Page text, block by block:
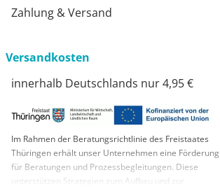
Zahlung & Versand
Versandkosten
innerhalb Deutschlands nur 4,95 €
Im Rahmen der Beratungsrichtlinie des Freistaates
Thüringen erhält unser Unternehmen eine Förderung
für Beratungen und Prozessbegleitungen. Diese
unterstützen Strategien zum Aufbau und zur